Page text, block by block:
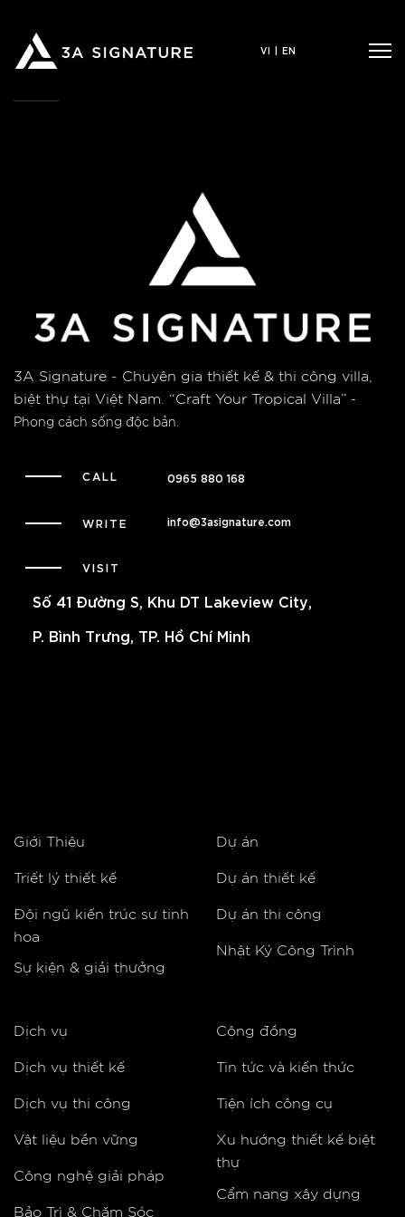
nội
VI | EN
3A Signature - Chuyên gia thiết kế & thi công villa,
biệt thự tại Việt Nam. “Craft Your Tropical Villa” -
Phong cách sống độc bản.
CALL 0965 880 168
WRITE info@3asignature.com
VISIT
Số 41 Đường S, Khu DT Lakeview City,
P. Bình Trưng, TP. Hồ Chí Minh
Giới Thiệu
Triết lý thiết kế
Đội ngũ kiến trúc sư tinh
hoa
Sự kiện & giải thưởng
Dự án
Dự án thiết kế
Dự án thi công
Nhật Ký Công Trình
Dịch vụ
Dịch vụ thiết kế
Dịch vụ thi công
Vật liệu bền vững
Công nghệ giải pháp
Bảo Trì & Chăm Sóc
Cộng đồng
Tin tức và kiến thức
Tiện ích công cụ
Xu hướng thiết kế biệt
thự
Cẩm nang xây dựng